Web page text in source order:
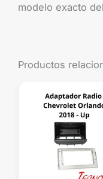
modelo exacto
Productos